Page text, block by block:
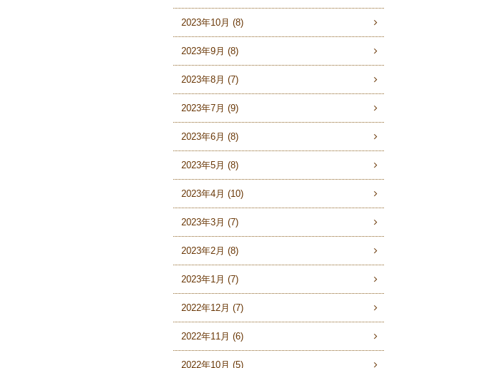
2023年10月 (8)
2023年9月 (8)
2023年8月 (7)
2023年7月 (9)
2023年6月 (8)
2023年5月 (8)
2023年4月 (10)
2023年3月 (7)
2023年2月 (8)
2023年1月 (7)
2022年12月 (7)
2022年11月 (6)
2022年10月 (5)